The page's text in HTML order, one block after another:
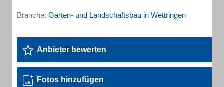
Branche: Garten- und Landschaftsbau in Wettringen
Anbieter bewerten
Fotos hinzufügen